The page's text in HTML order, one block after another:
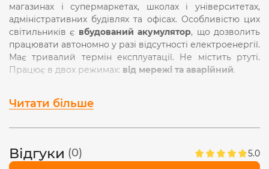
магазинах і супермаркетах, школах і університетах,
адміністративних будівлях та офісах. Особливістю цих
світильників є вбудований акумулятор, що дозволить
працювати автономно у разі відсутності електроенергії.
Має тривалий термін експлуатації. Не містить ртуті.
Працює в двох режимах: від мережі та аварійний.
монтажу або фіксації його на стіну
схемою в інструкції, рекомендовано використовувати
входить). Якщо підключення відбулося правильно після
Читати більше
Відгуки (0) 5.0